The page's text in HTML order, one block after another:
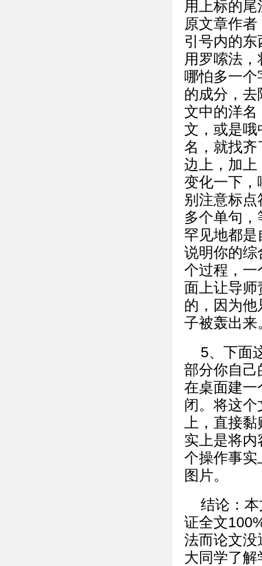
用上标的
原文章作
引号内的
用罗嗦法
哪怕多一
的成分，
文中的洋名
文，或是哦
名，就找齐
边上，加上
变化一下，
别注意标
多个单句
罕见地都是
说明你的综
个过程，一
面上让导
的，因为
子被轰出来
5、下面
部分你自己
在桌面建一
闭。将这
上，直接
实上是将
个操作事实
图片。
结论：
证全文
法而论文没
大同学了